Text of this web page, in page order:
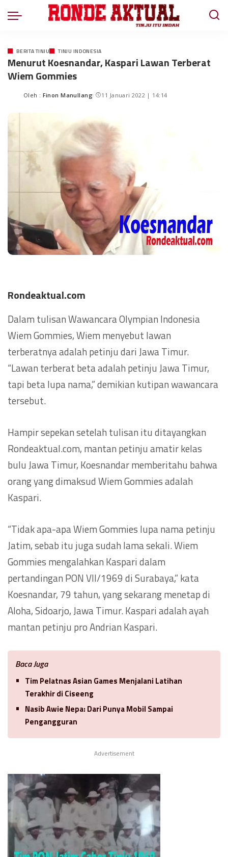
BERITA TINJU TINJU INDONESIA
Menurut Koesnandar, Kaspari Lawan Terberat
Wiem Gommies
Oleh : Finon Manullang 11 Januari 2022 | 14:14
Rondeaktual.com
Dalam tulisan Wawancara Olympian Indonesia
Wiem Gommies, Wiem menyebut lawan
terberatnya adalah petinju dari Jawa Timur.
“Lawan terberat beta adalah petinju Jawa Timur,
tapi beta lupa nama,” demikian kutipan wawancara
tersebut.
Hampir sepekan setelah tulisan itu ditayangkan
Rondeaktual.com, mantan petinju amatir kelas
bulu Jawa Timur, Koesnandar memberitahu bahwa
orang yang dimaksud Wiem Gommies adalah
Kaspari.
“Tidak apa-apa Wiem Gommies lupa nama petinju
Jatim, sebab itu juga sudah lama sekali. Wiem
Gommies mengalahkan Kaspari dalam
pertandingan PON VII/1969 di Surabaya,” kata
Koesnandar, 79 tahun, yang sekarang menetap di
Aloha, Sidoarjo, Jawa Timur. Kaspari adalah ayah
mantan petinju pro Andrian Kaspari.
Baca Juga
Tim Pelatnas Asian Games Menjalani Latihan
Terakhir di Ciseeng
Nasib Awie Nepa: Dari Punya Mobil Sampai
Pengangguran
Advertisement